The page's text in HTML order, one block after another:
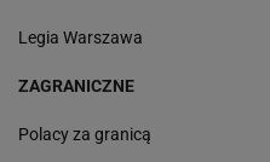
Legia Warszawa
ZAGRANICZNE
Polacy za granicą